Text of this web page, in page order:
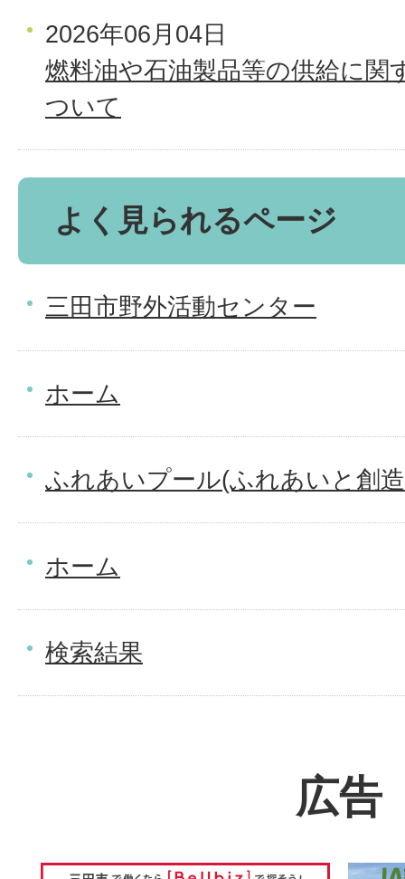
2026年06月04日
燃料油や石油製品等の供給に関
ついて
よく見られるページ
三田市野外活動センター
ホーム
ふれあいプール(ふれあいと創
ホーム
検索結果
広告